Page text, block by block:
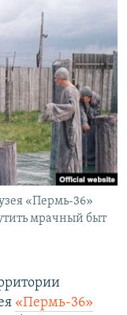
«Пермь-36»
мрачный быт
«Пермь-36»